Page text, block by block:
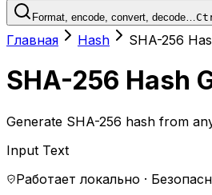
Format, encode, convert, decode…
Главная Hash SHA-256
SHA-256 Hash
Generate SHA-256 hash from
Input Text
Работает локально ·